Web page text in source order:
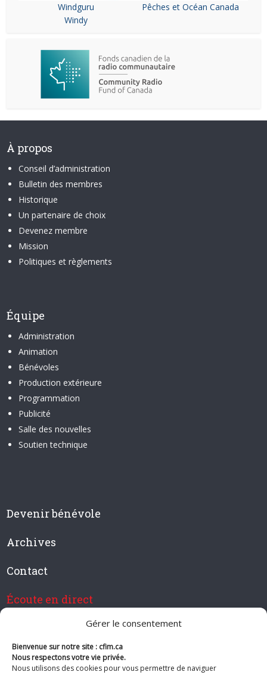
Gérer le consentement
Bienvenue sur notre site : cfim.ca
Nous respectons votre vie privée.
Nous utilisons des cookies pour vous permettre de naviguer
Windguru
Windy
Pêches et Océan Canada
À propos
Conseil d’administration
Bulletin des membres
Historique
Un partenaire de choix
Devenez membre
Mission
Politiques et règlements
Équipe
Administration
Animation
Bénévoles
Production extérieure
Programmation
Publicité
Salle des nouvelles
Soutien technique
Devenir bénévole
Archives
Contact
Écoute en direct
Devenir membre de CFIM